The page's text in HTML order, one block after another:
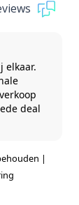
elkaar.
deal
|